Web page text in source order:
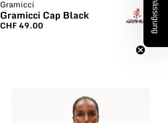
Gramicci
Gramicci Cap Black
CHF49.00